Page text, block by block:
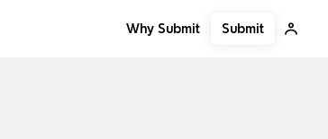
Why Submit Submit